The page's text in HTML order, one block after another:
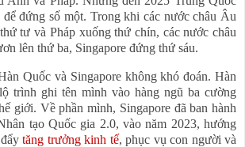
đứng số một. Trong khi các nước châu Âu
tư và Pháp xuống thứ chín, các nước châu
lên thứ ba, Singapore đứng thứ sáu.
Quốc và Singapore không khó đoán. Hàn
trình ghi tên mình vào hàng ngũ ba cường
giới. Về phần mình, Singapore đã ban hành
tạo Quốc gia 2.0, vào năm 2023, hướng
tăng trưởng kinh tế, phục vụ con người và